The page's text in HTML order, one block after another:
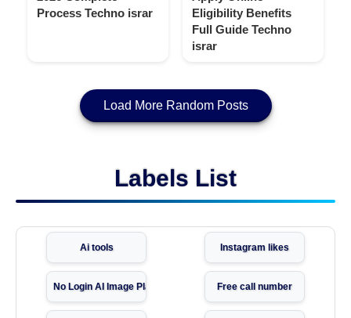
Process Techno israr
Eligibility Benefits
Full Guide Techno
israr
Load More Random Posts
Labels List
Ai tools Instagram likes
No Login AI Image Platform Free call number